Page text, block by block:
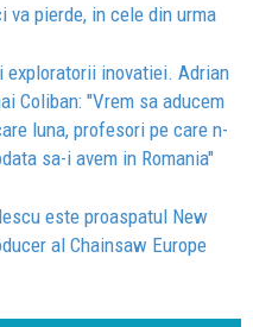
va pierde, in cele din urma
exploratorii inovatiei. Adrian
Coliban: "Vrem sa aducem
luna, profesori pe care n-
sa-i avem in Romania"
este proaspatul New
al Chainsaw Europe